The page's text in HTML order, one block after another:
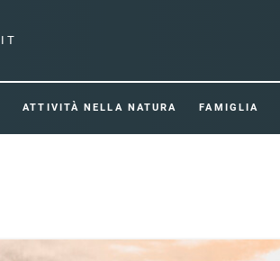
IT
ATTIVITÀ NELLA NATURA FAMIGLIA